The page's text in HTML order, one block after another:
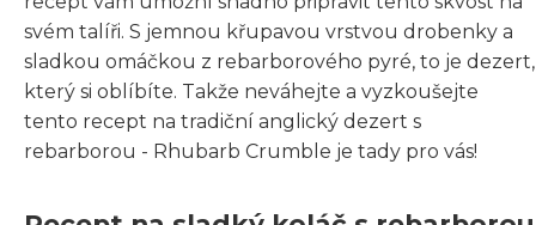
svém talíři. S jemnou křupavou vrstvou drobenky a
sladkou omáčkou z rebarborového pyré, to je dezert,
který si oblíbíte. Takže neváhejte a vyzkoušejte
tento recept na tradiční anglický dezert s
rebarborou - Rhubarb Crumble je tady pro vás!